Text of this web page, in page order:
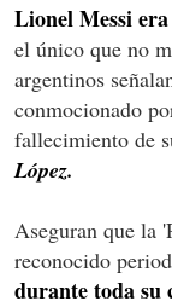
Lionel Messi
el único que no
argentinos
conmocionado
fallecimiento de
López.
Aseguran que la
reconocido
durante toda su